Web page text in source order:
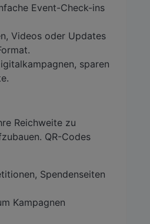
Event-Check-ins
Videos oder Updates
sparen
Reichweite zu
QR-Codes
Spendenseiten
Kampagnen